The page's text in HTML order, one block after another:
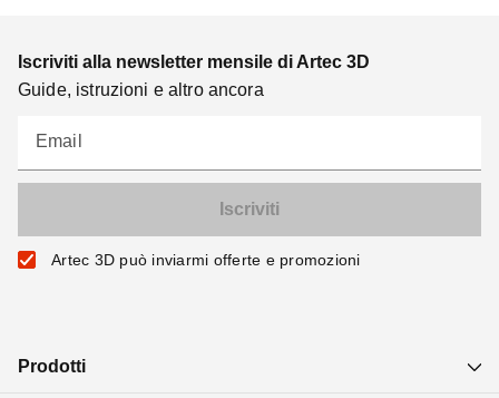
Iscriviti alla newsletter mensile di Artec 3D
Guide, istruzioni e altro ancora
Email
Artec 3D può inviarmi offerte e promozioni
Prodotti